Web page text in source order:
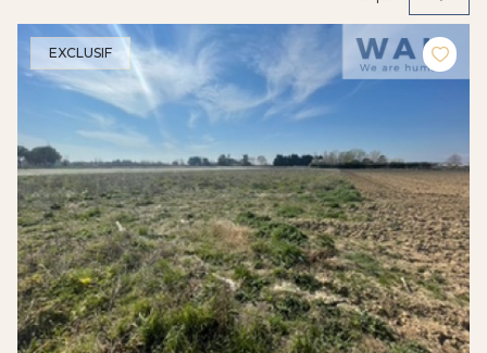
EXCLUSIF